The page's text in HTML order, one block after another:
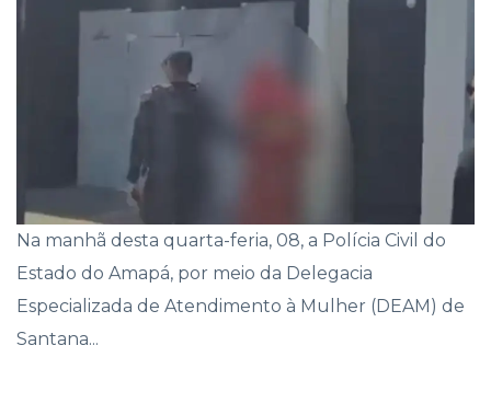
Na manhã desta quarta-feria, 08, a Polícia Civil do
Estado do Amapá, por meio da Delegacia
Especializada de Atendimento à Mulher (DEAM) de
Santana...